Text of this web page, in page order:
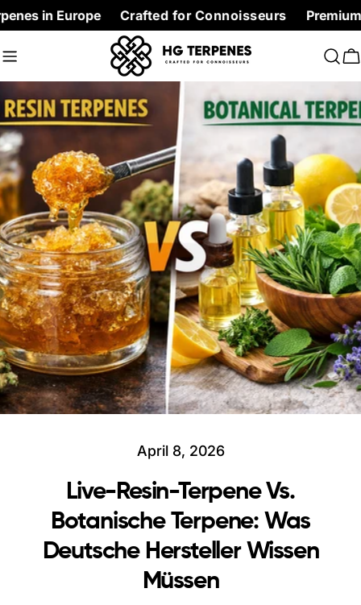
Skip
to
content
Crafted for Connoisseurs Premium
April 8, 2026
Live-Resin-Terpene Vs.
Botanische Terpene: Was
Deutsche Hersteller Wissen
Müssen